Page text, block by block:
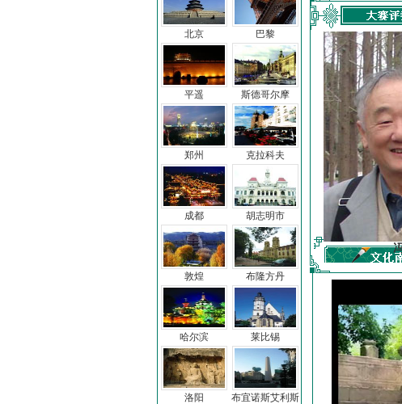
北京
平遥
郑州
成都
敦煌
哈尔滨
洛阳
巴黎
斯德哥尔摩
克拉科夫
胡志明市
布隆方丹
莱比锡
布宜诺斯艾利斯
车前子 冯亦同